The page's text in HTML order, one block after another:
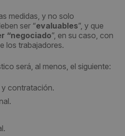
medidas, y no solo
ser “evaluables”, y que
“negociado”, en su caso, con
los trabajadores.
será, al menos, el siguiente:
contratación.